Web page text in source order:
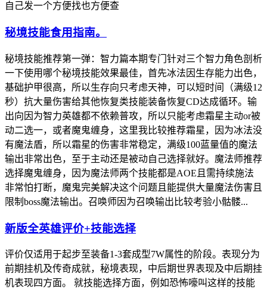
自己发一个方便找也方便查
秘境技能食用指南。
秘境技能推荐第一弹：智力篇本期专门针对三个智力角色剖析
一下使用哪个秘境技能效果最佳，首先冰法因生存能力出色，
基础护甲很高，所以生存向只考虑天神，可以短时间（满级12
秒）抗大量伤害给其他恢复类技能装备恢复CD达成循环。输
出向因为智力英雄都不依赖普攻，所以只能考虑霜星主动or被
动二选一，或者魔鬼缠身，这里我比较推荐霜星，因为冰法没
有魔法盾，所以霜星的伤害非常稳定，满级100蓝量值的魔法
输出非常出色，至于主动还是被动自己选择就好。魔法师推荐
选择魔鬼缠身，因为魔法师两个技能都是AOE且需持续施法
非常怕打断，魔鬼完美解决这个问题且能提供大量魔法伤害且
限制boss魔法输出。召唤师因为召唤输出比较考验小骷髅...
新版全英雄评价+技能选择
评价仅适用于起步至装备1-3套成型7W属性的阶段。表现分为
前期挂机及传奇成就，秘境表现，中后期世界表现及中后期挂
机表现四方面。 就技能选择方面，例如恐怖嚎叫这样的技能